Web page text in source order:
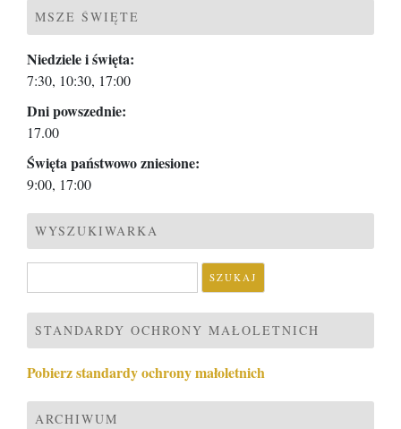
MSZE ŚWIĘTE
Niedziele i święta:
7:30, 10:30, 17:00
Dni powszednie:
17.00
Święta państwowo zniesione:
9:00, 17:00
WYSZUKIWARKA
STANDARDY OCHRONY MAŁOLETNICH
Pobierz standardy ochrony małoletnich
ARCHIWUM